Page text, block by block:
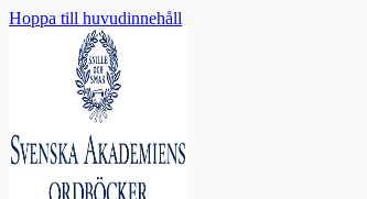
Hoppa till huvudinnehåll